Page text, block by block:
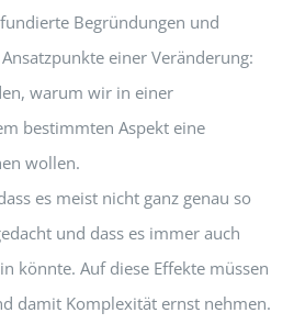
Begründungen und
einer Veränderung:
warum wir in einer
bestimmten Aspekt eine
wollen.
es meist nicht ganz genau so
und dass es immer auch
könnte. Auf diese Effekte müssen
damit Komplexität ernst nehmen.